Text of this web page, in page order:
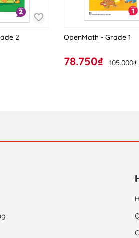
quốc.
2 OpenMath - Grade 1
78.750₫ 105.000₫